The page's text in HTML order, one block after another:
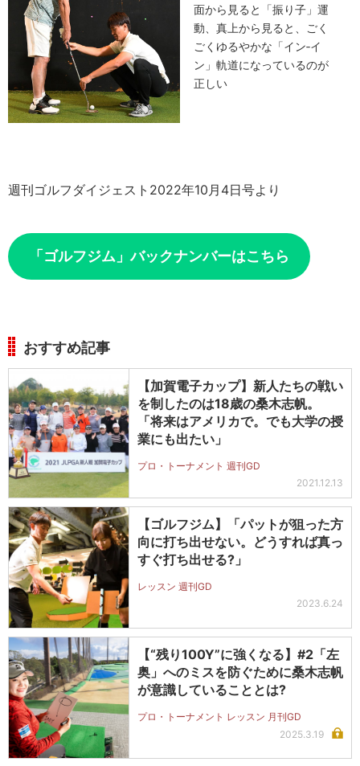
面から見ると「振り子」運
動、真上から見ると、ごく
ごくゆるやかな「イン‐イ
ン」軌道になっているのが
正しい
週刊ゴルフダイジェスト2022年10月4日号より
「ゴルフジム」バックナンバーはこちら
おすすめ記事
【加賀電子カップ】新人たちの戦い
を制したのは18歳の桑木志帆。
「将来はアメリカで。でも大学の授
業にも出たい」
プロ・トーナメント 週刊GD
2021.12.13
【ゴルフジム】「パットが狙った方
向に打ち出せない。どうすれば真っ
すぐ打ち出せる?」
レッスン 週刊GD
2023.6.24
【“残り100Y”に強くなる】#2「左
奥」へのミスを防ぐために桑木志帆
が意識していることとは?
プロ・トーナメント レッスン 月刊GD
2025.3.19